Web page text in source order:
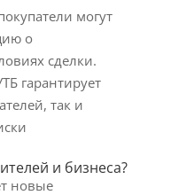
могут
о
сделки.
гарантирует
так и
и бизнеса?
новые